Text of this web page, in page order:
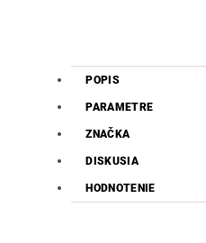
POPIS
PARAMETRE
ZNAČKA
DISKUSIA
HODNOTENIE